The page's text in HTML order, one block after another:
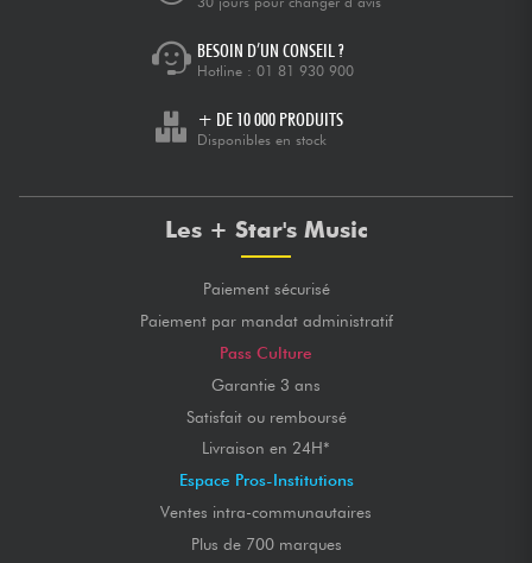
BESOIN D’UN CONSEIL ?
Hotline : 01 81 930 900
+ DE 10 000 PRODUITS
Disponibles en stock
Les + Star's Music
Paiement sécurisé
Paiement par mandat administratif
Pass Culture
Garantie 3 ans
Satisfait ou remboursé
Livraison en 24H*
Espace Pros-Institutions
Ventes intra-communautaires
Plus de 700 marques